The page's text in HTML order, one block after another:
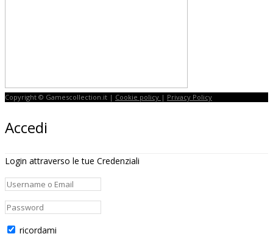
Copyright © Gamescollection.it | Cookie policy | Privacy Policy
Accedi
Login attraverso le tue Credenziali
ricordami